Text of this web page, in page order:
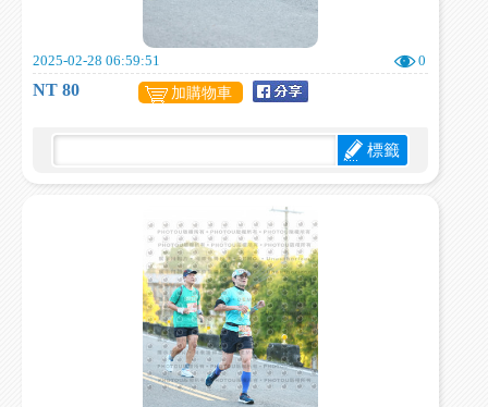
2025-02-28 06:59:51 0
NT 80 加購物車
標籤